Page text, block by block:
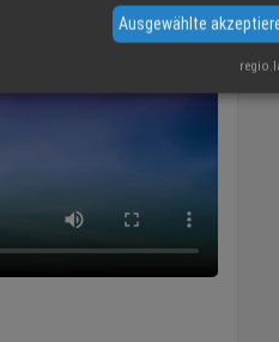
Ausgewählte